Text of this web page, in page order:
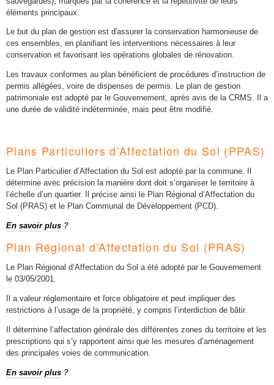
éléments principaux.
Le but du plan de gestion est d'assurer la conservation harmonieuse de
ces ensembles, en planifiant les interventions nécessaires à leur
conservation et favorisant les opérations globales de rénovation.
Les travaux conformes au plan bénéficient de procédures d’instruction de
permis allégées, voire de dispenses de permis. Le plan de gestion
patrimoniale est adopté par le Gouvernement, après avis de la CRMS. Il a
une durée de validité indéterminée, mais peut être modifié.
Plans Particuliers d’Affectation du Sol (PPAS)
Le Plan Particulier d’Affectation du Sol est adopté par la commune. Il
détermine avec précision la manière dont doit s’organiser le territoire à
l’échelle d’un quartier. Il précise ainsi le Plan Régional d’Affectation du
Sol (PRAS) et le Plan Communal de Développement (PCD).
En savoir plus ?
Plan Régional d’Affectation du Sol (PRAS)
Le Plan Régional d’Affectation du Sol a été adopté par le Gouvernement
le 03/05/2001.
Il a valeur réglementaire et force obligatoire et peut impliquer des
restrictions à l’usage de la propriété, y compris l’interdiction de bâtir.
Il détermine l’affectation générale des différentes zones du territoire et les
prescriptions qui s’y rapportent ainsi que les mesures d’aménagement
des principales voies de communication.
En savoir plus ?